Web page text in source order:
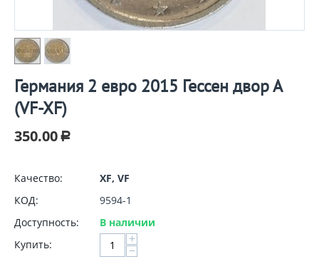
Германия 2 евро 2015 Гессен двор А
(VF-XF)
350.00 Р
Качество:
XF, VF
КОД:
9594-1
Доступность:
В наличии
Купить:
+
−